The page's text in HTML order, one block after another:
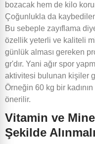
bozacak hem de kilo
Çoğunlukla da
Bu sebeple zayıflama
özellik yeterli ve kaliteli
günlük alması gereken
gr'dır. Yani ağır spor
aktivitesi bulunan kişiler
Örneğin 60 kg bir
önerilir.
Vitamin ve
Şekilde Alınmalı